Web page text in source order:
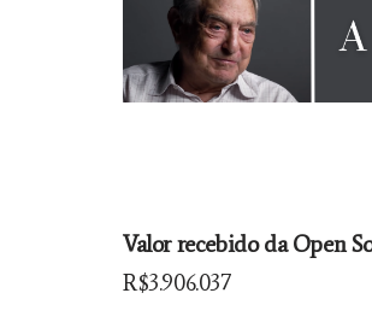
Valor recebido da Open
R$3.906.037